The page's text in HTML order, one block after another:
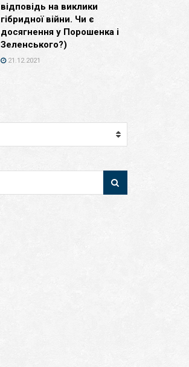
відповідь на виклики
гібридної війни. Чи є
досягнення у Порошенка і
Зеленського?)
21.12.2021